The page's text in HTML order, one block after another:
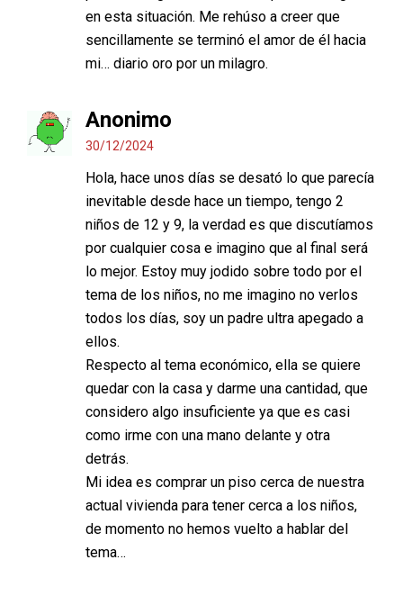
en esta situación. Me rehúso a creer que
sencillamente se terminó el amor de él hacia
mi… diario oro por un milagro.
Anonimo
30/12/2024
Hola, hace unos días se desató lo que parecía
inevitable desde hace un tiempo, tengo 2
niños de 12 y 9, la verdad es que discutíamos
por cualquier cosa e imagino que al final será
lo mejor. Estoy muy jodido sobre todo por el
tema de los niños, no me imagino no verlos
todos los días, soy un padre ultra apegado a
ellos.
Respecto al tema económico, ella se quiere
quedar con la casa y darme una cantidad, que
considero algo insuficiente ya que es casi
como irme con una mano delante y otra
detrás.
Mi idea es comprar un piso cerca de nuestra
actual vivienda para tener cerca a los niños,
de momento no hemos vuelto a hablar del
tema…